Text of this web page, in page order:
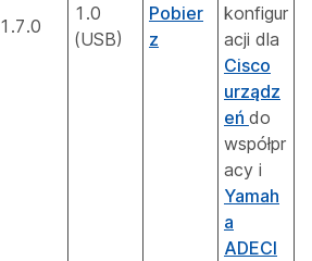
1.7.0
1.0
(USB)
Pobier
z
konfigur
acji dla
Cisco
urządz
eń do
współpr
acy i
Yamah
a
ADECI